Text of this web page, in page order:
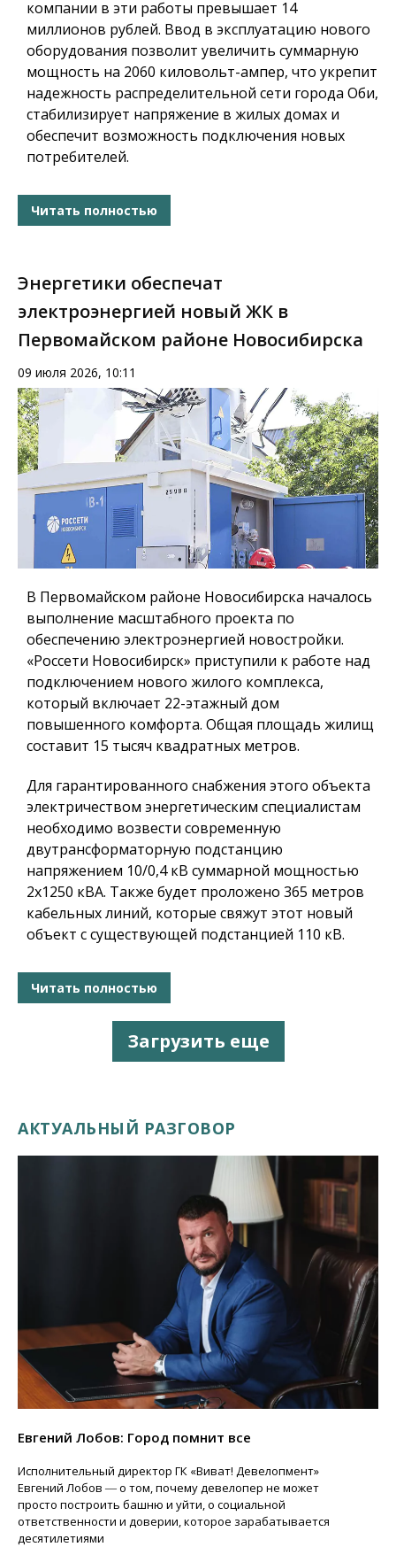
компании в эти работы превышает 14
миллионов рублей. Ввод в эксплуатацию нового
оборудования позволит увеличить суммарную
мощность на 2060 киловольт-ампер, что укрепит
надежность распределительной сети города Оби,
стабилизирует напряжение в жилых домах и
обеспечит возможность подключения новых
потребителей.
Читать полностью
Энергетики обеспечат
электроэнергией новый ЖК в
Первомайском районе Новосибирска
09 июля 2026, 10:11
В Первомайском районе Новосибирска началось
выполнение масштабного проекта по
обеспечению электроэнергией новостройки.
«Россети Новосибирск» приступили к работе над
подключением нового жилого комплекса,
который включает 22-этажный дом
повышенного комфорта. Общая площадь жилищ
составит 15 тысяч квадратных метров.
Для гарантированного снабжения этого объекта
электричеством энергетическим специалистам
необходимо возвести современную
двутрансформаторную подстанцию
напряжением 10/0,4 кВ суммарной мощностью
2х1250 кВА. Также будет проложено 365 метров
кабельных линий, которые свяжут этот новый
объект с существующей подстанцией 110 кВ.
Читать полностью
Загрузить еще
АКТУАЛЬНЫЙ РАЗГОВОР
Евгений Лобов: Город помнит все
Исполнительный директор ГК «Виват! Девелопмент»
Евгений Лобов ― о том, почему девелопер не может
просто построить башню и уйти, о социальной
ответственности и доверии, которое зарабатывается
десятилетиями